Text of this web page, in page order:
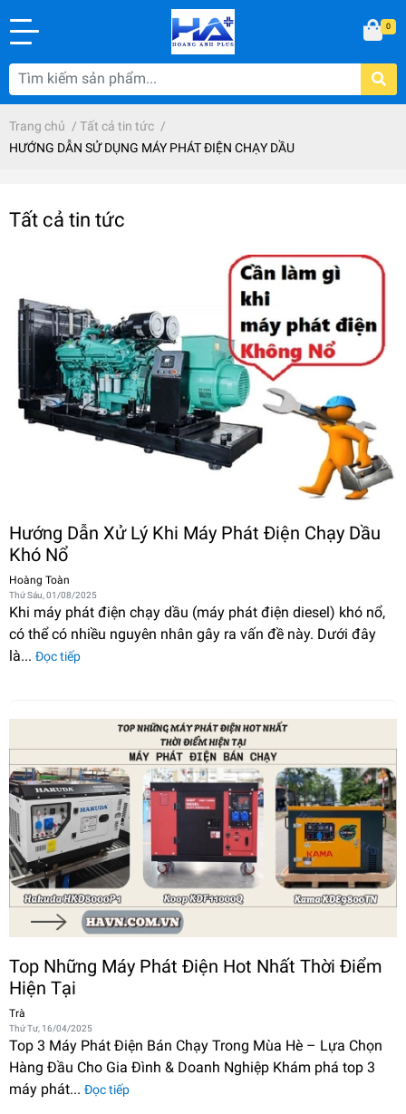
0
Trang chủ / Tất cả tin tức /
HƯỚNG DẪN SỬ DỤNG MÁY PHÁT ĐIỆN CHẠY DẦU
Tất cả tin tức
Hướng Dẫn Xử Lý Khi Máy Phát Điện Chạy Dầu
Khó Nổ
Hoàng Toàn
Thứ Sáu, 01/08/2025
Khi máy phát điện chạy dầu (máy phát điện diesel) khó nổ,
có thể có nhiều nguyên nhân gây ra vấn đề này. Dưới đây
là... Đọc tiếp
Top Những Máy Phát Điện Hot Nhất Thời Điểm
Hiện Tại
Trà
Thứ Tư, 16/04/2025
Top 3 Máy Phát Điện Bán Chạy Trong Mùa Hè – Lựa Chọn
Hàng Đầu Cho Gia Đình & Doanh Nghiệp Khám phá top 3
máy phát... Đọc tiếp